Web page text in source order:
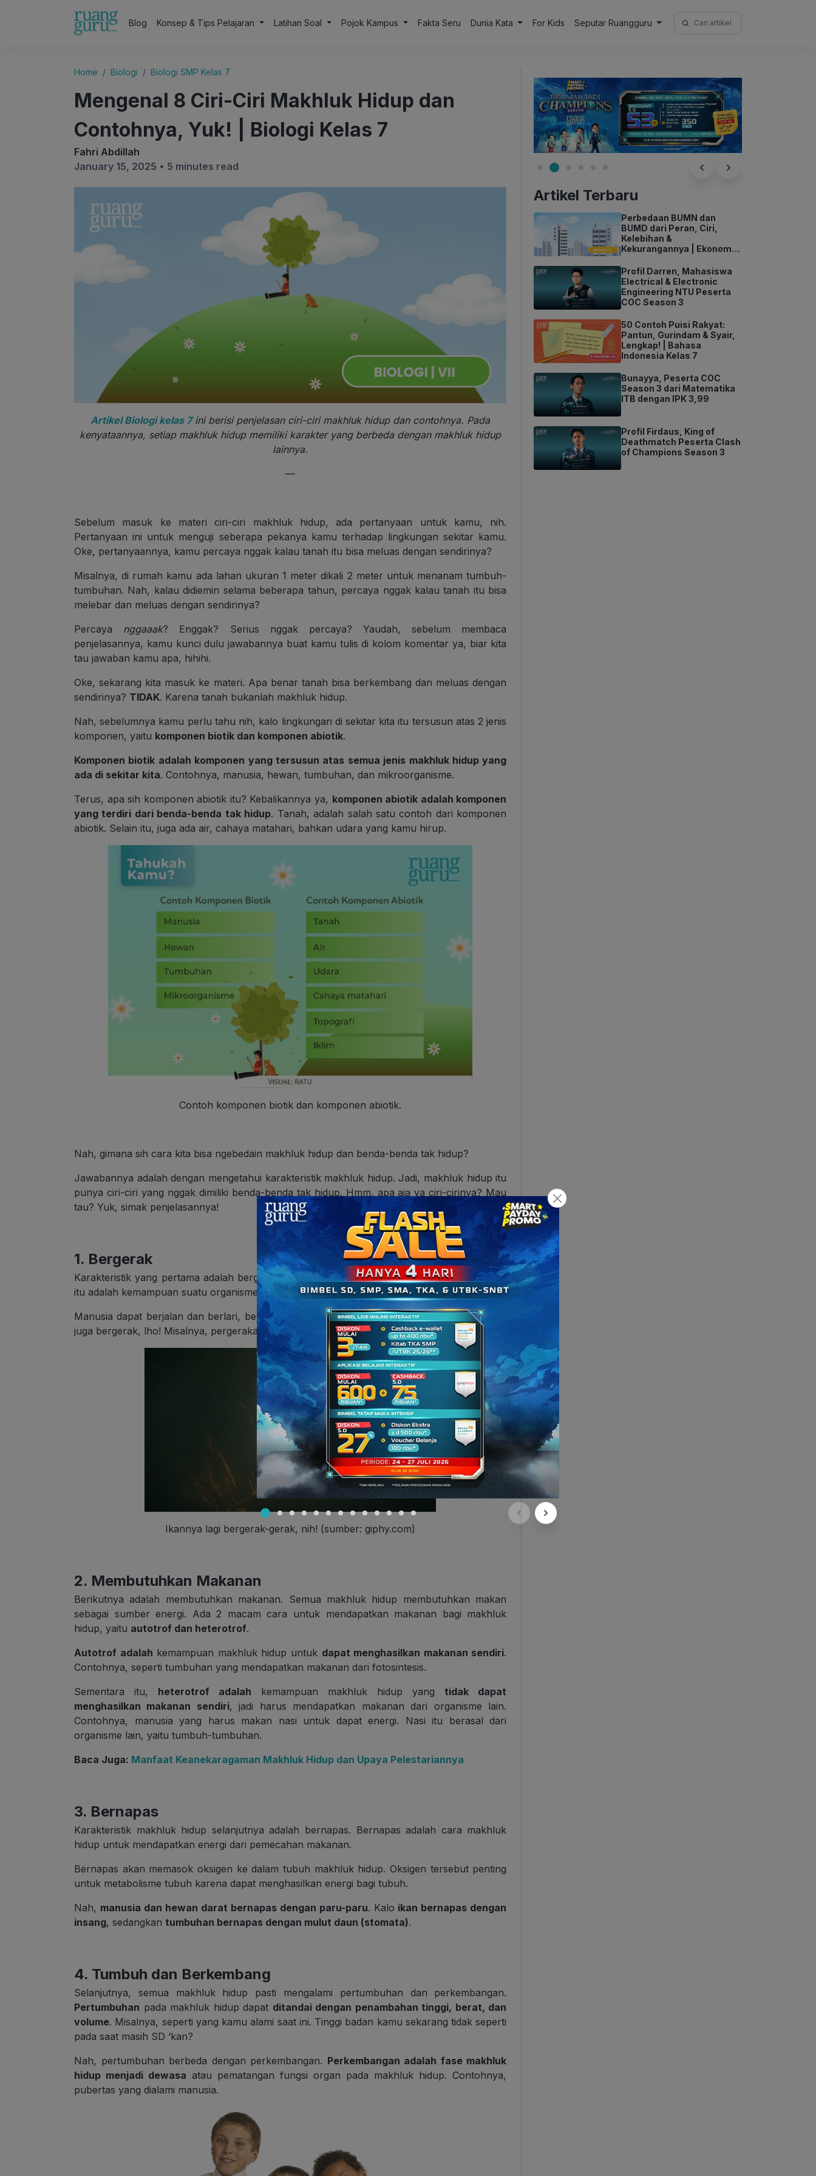
Blog Konsep & Tips Pelajaran Latihan Soal Pojok Kampus Fakta Seru Dunia Kata For Kids Seputar Ruangguru
Search
for:
Home Biologi Biologi SMP Kelas 7
Mengenal 8 Ciri-Ciri Makhluk Hidup dan
Contohnya, Yuk! | Biologi Kelas 7
Fahri Abdillah
January 15, 2025 • 5 minutes read
Artikel Biologi kelas 7ini berisi penjelasan ciri-ciri makhluk hidup dan contohnya. Pada
kenyataannya, setiap makhluk hidup memiliki karakter yang berbeda dengan makhluk hidup
lainnya.
—
Sebelum masuk ke materi ciri-ciri makhluk hidup, ada pertanyaan untuk kamu, nih.
Pertanyaan ini untuk menguji seberapa pekanya kamu terhadap lingkungan sekitar kamu.
Oke, pertanyaannya, kamu percaya nggak kalau tanah itu bisa meluas dengan sendirinya?
Misalnya, di rumah kamu ada lahan ukuran 1 meter dikali 2 meter untuk menanam tumbuh-
tumbuhan. Nah, kalau didiemin selama beberapa tahun, percaya nggak kalau tanah itu bisa
melebar dan meluas dengan sendirinya?
Percaya nggaaak? Enggak? Serius nggak percaya? Yaudah, sebelum membaca
penjelasannya, kamu kunci dulu jawabannya buat kamu tulis di kolom komentar ya, biar kita
tau jawaban kamu apa, hihihi.
Oke, sekarang kita masuk ke materi. Apa benar tanah bisa berkembang dan meluas dengan
sendirinya? TIDAK. Karena tanah bukanlah makhluk hidup.
Nah, sebelumnya kamu perlu tahu nih, kalo lingkungan di sekitar kita itu tersusun atas 2 jenis
komponen, yaitu komponen biotik dan komponen abiotik.
Komponen biotik adalah komponen yang tersusun atas semua jenis makhluk hidup yang
ada di sekitar kita. Contohnya, manusia, hewan, tumbuhan, dan mikroorganisme.
Terus, apa sih komponen abiotik itu? Kebalikannya ya, komponen abiotik adalah komponen
yang terdiri dari benda-benda tak hidup. Tanah, adalah salah satu contoh dari komponen
abiotik. Selain itu, juga ada air, cahaya matahari, bahkan udara yang kamu hirup.
Contoh komponen biotik dan komponen abiotik.
Nah, gimana sih cara kita bisa ngebedain makhluk hidup dan benda-benda tak hidup?
Jawabannya adalah dengan mengetahui karakteristik makhluk hidup. Jadi, makhluk hidup itu
punya ciri-ciri yang nggak dimiliki benda-benda tak hidup. Hmm, apa aja ya ciri-cirinya? Mau
tau? Yuk, simak penjelasannya!
1. Bergerak
Karakteristik yang pertama adalah bergerak. Setiap makhluk hidup pasti bergerak. Bergerak
itu adalah kemampuan suatu organisme untuk berpindah tempat atau posisi.
Manusia dapat berjalan dan berlari, begitu pula dengan hewan. Bahkan, tumbuhan ternyata
juga bergerak, lho! Misalnya, pergerakan bagian batang mengikuti cahaya matahari.
Ikannya lagi bergerak-gerak, nih! (sumber: giphy.com)
2. Membutuhkan Makanan
Berikutnya adalah membutuhkan makanan. Semua makhluk hidup membutuhkan makan
sebagai sumber energi. Ada 2 macam cara untuk mendapatkan makanan bagi makhluk
hidup, yaitu autotrof dan heterotrof.
Autotrof adalah kemampuan makhluk hidup untuk dapat menghasilkan makanan sendiri.
Contohnya, seperti tumbuhan yang mendapatkan makanan dari fotosintesis.
Sementara itu, heterotrof adalah kemampuan makhluk hidup yang tidak dapat
menghasilkan makanan sendiri, jadi harus mendapatkan makanan dari organisme lain.
Contohnya, manusia yang harus makan nasi untuk dapat energi. Nasi itu berasal dari
organisme lain, yaitu tumbuh-tumbuhan.
Baca Juga: Manfaat Keanekaragaman Makhluk Hidup dan Upaya Pelestariannya
3. Bernapas
Karakteristik makhluk hidup selanjutnya adalah bernapas. Bernapas adalah cara makhluk
hidup untuk mendapatkan energi dari pemecahan makanan.
Bernapas akan memasok oksigen ke dalam tubuh makhluk hidup. Oksigen tersebut penting
untuk metabolisme tubuh karena dapat menghasilkan energi bagi tubuh.
Nah, manusia dan hewan darat bernapas dengan paru-paru. Kalo ikan bernapas dengan
insang, sedangkan tumbuhan bernapas dengan mulut daun (stomata).
4. Tumbuh dan Berkembang
Selanjutnya, semua makhluk hidup pasti mengalami pertumbuhan dan perkembangan.
Pertumbuhan pada makhluk hidup dapat ditandai dengan penambahan tinggi, berat, dan
volume. Misalnya, seperti yang kamu alami saat ini. Tinggi badan kamu sekarang tidak seperti
pada saat masih SD ‘kan?
Nah, pertumbuhan berbeda dengan perkembangan. Perkembangan adalah fase makhluk
hidup menjadi dewasa atau pematangan fungsi organ pada makhluk hidup. Contohnya,
pubertas yang dialami manusia.
Artikel Terbaru
Perbedaan BUMN dan
BUMD dari Peran, Ciri,
Kelebihan &
Kekurangannya | Ekonomi
Profil Darren, Mahasiswa
Electrical & Electronic
Engineering NTU Peserta
COC Season 3
50 Contoh Puisi Rakyat:
Pantun, Gurindam & Syair,
Lengkap! | Bahasa
Indonesia Kelas 7
Bunayya, Peserta COC
Season 3 dari Matematika
ITB dengan IPK 3,99
Profil Firdaus, King of
Deathmatch Peserta Clash
of Champions Season 3